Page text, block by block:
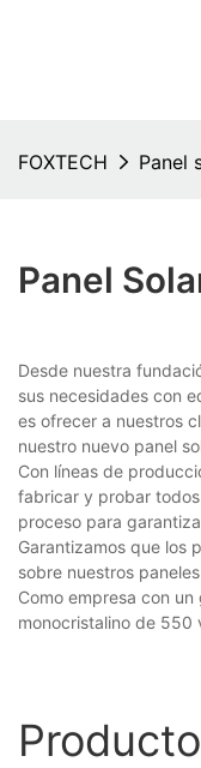
FOXTECH Panel
Panel
Desde nuestra
sus necesidades con
es ofrecer a nuestros
nuestro nuevo panel
Con líneas de
fabricar y probar
proceso para
Garantizamos que los
sobre nuestros
Como empresa con
monocristalino de 550